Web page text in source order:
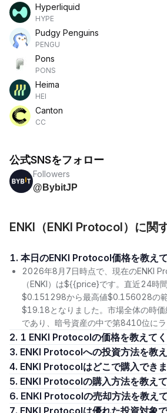
Hyperliquid
HYPE
Pudgy Penguins
PENGU
Pons
PONS
Heima
HEI
Canton
CC
公式SNSをフォロー
Followers
@BybitJP
ENKI（ENKI Protocol）に関
1. 本日のENKI Protocol価格を教え
2026年8月7日時点で、現在のENKI
（ENKI）は${{price}です。直近24時
$0.151298から最高値$0.156028の
$19.18となりました。市場全体の時
であり、暗号資産の中で第8410位にラ
2. 1 ENKI Protocolの価格を教えてく
3. ENKI Protocolへの投資方法を教
4. ENKI Protocolはどこで購入でき
5. ENKI Protocolの購入方法を教え
6. ENKI Protocolの売却方法を教え
7. ENKI Protocolは優れた投資対象